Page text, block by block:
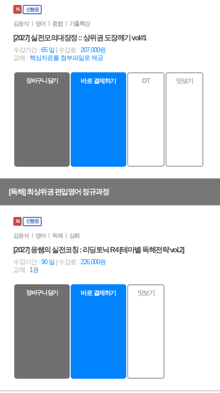
N 진행중
김응석 ㅣ 영어 ㅣ 종합 ㅣ 기출특강
[2027] 실전모의대장정 :: 상위권 도장깨기 vol#1
수강기간 : 65 일 | 수강료 : 207,000원
교재 : 핵심자료를 첨부파일로 제공
장바구니 담기 바로 결제하기 OT 맛보기
[독해] 최상위권 편입영어 정규과정
N 진행중
김응석 ㅣ 영어 ㅣ 독해 ㅣ 심화
[2027] 응쌤의 실전코칭 : 리딩토닉 R4 [테마별 독해전략 vol.2]
수강기간 : 90 일 | 수강료 : 226,000원
교재 : 1권
장바구니 담기 바로 결제하기 맛보기